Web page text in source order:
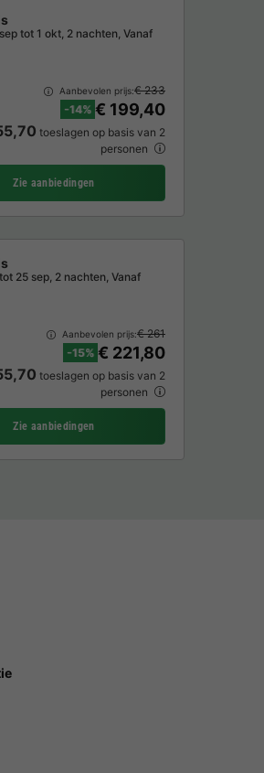
Koelkast Tuinmeubelen
tot 1 okt, 2 nachten, Vanaf
Aanbevolen prijs:€ 233
-14% € 199,40
toeslagen op basis van 2
personen
Zie aanbiedingen
Vaatwasser Vriezer
25 sep, 2 nachten, Vanaf
Aanbevolen prijs:€ 261
-15% € 221,80
toeslagen op basis van 2
personen
Zie aanbiedingen